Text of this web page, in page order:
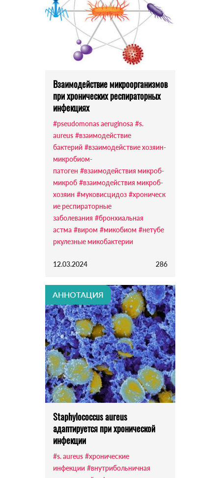
Взаимодействие микроорганизмов
при хронических респираторных
инфекциях
#pseudomonas aeruginosa #s.
aureus #взаимодействие
бактерий #взаимодействие хозяин-
микробиом-
патоген #взаимодействия микроб-
микроб #взаимодействия микроб-
хозяин #муковисцидоз #хроническ
ие респираторные
заболевания #бронхиальная
астма #виром #микобиом #нетубе
ркулезные микобактерии
12.03.2024 286
АННОТАЦИЯ
Staphylococcus aureus
адаптируется при хронической
инфекции
#s. aureus #хронические
инфекции #внутрибольничная